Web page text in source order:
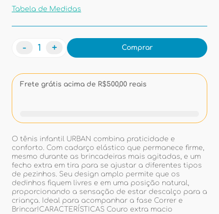
Tabela de Medidas
- + Comprar
Frete grátis acima de R$500,00 reais
O tênis infantil URBAN combina praticidade e
conforto. Com cadarço elástico que permanece firme,
mesmo durante as brincadeiras mais agitadas, e um
fecho extra em tira para se ajustar a diferentes tipos
de pezinhos. Seu design amplo permite que os
dedinhos fiquem livres e em uma posição natural,
proporcionando a sensação de estar descalço para a
criança. Ideal para acompanhar a fase Correr e
Brincar!CARACTERÍSTICAS Couro extra macio